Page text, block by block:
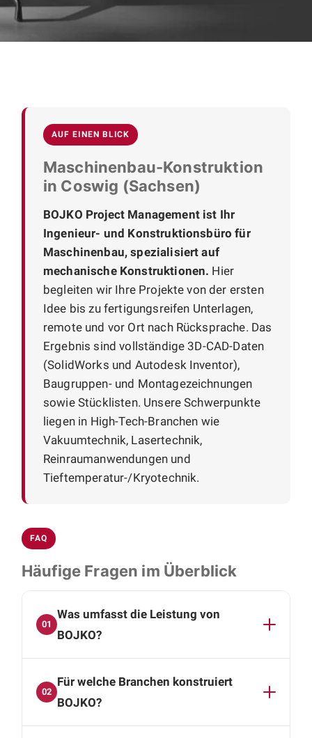
AUF EINEN BLICK
Maschinenbau-Konstruktion
in Coswig (Sachsen)
BOJKO Project Management ist Ihr
Ingenieur- und Konstruktionsbüro für
Maschinenbau, spezialisiert auf
mechanische Konstruktionen. Hier
begleiten wir Ihre Projekte von der ersten
Idee bis zu fertigungsreifen Unterlagen,
remote und vor Ort nach Rücksprache. Das
Ergebnis sind vollständige 3D-CAD-Daten
(SolidWorks und Autodesk Inventor),
Baugruppen- und Montagezeichnungen
sowie Stücklisten. Unsere Schwerpunkte
liegen in High-Tech-Branchen wie
Vakuumtechnik, Lasertechnik,
Reinraumanwendungen und
Tieftemperatur-/Kryotechnik.
FAQ
Häufige Fragen im Überblick
01
Was umfasst die Leistung von
BOJKO?
Konstruktion: Baugruppen- und
Einzelteilkonstruktion, Neu- und
02
Für welche Branchen konstruiert
BOJKO?